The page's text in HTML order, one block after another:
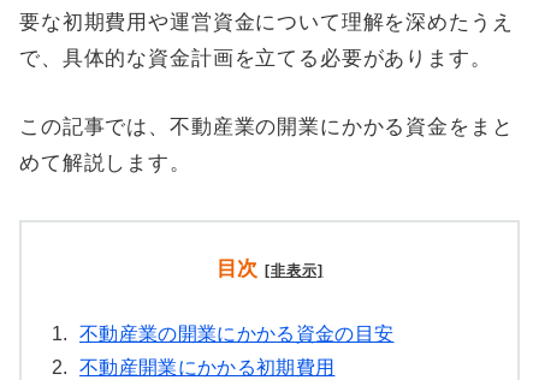
要な初期費用や運営資金について理解を深めたうえ
で、具体的な資金計画を立てる必要があります。
この記事では、不動産業の開業にかかる資金をまと
めて解説します。
目次 [非表示]
1.
不動産業の開業にかかる資金の目安
2.
不動産開業にかかる初期費用